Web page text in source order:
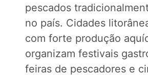
pescados
no país. Cidades
com forte produção
organizam festivais
feiras de pescadores e